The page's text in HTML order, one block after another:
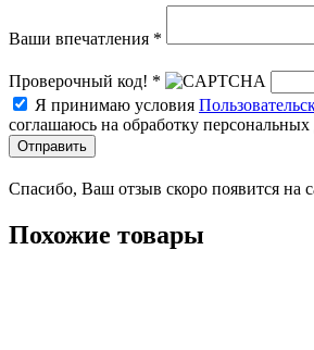
Ваши впечатления *
Проверочный код! *
Я принимаю условия
соглашаюсь на обработку
Отправить
Спасибо, Ваш отзыв скоро появится на
Похожие товары